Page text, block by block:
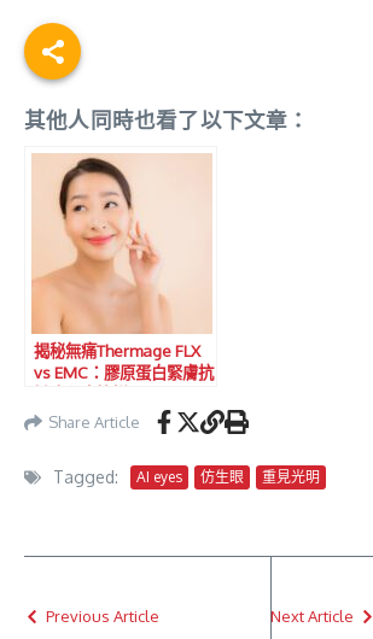
其他人同時也看了以下文章：
揭秘無痛Thermage FLX
vs EMC：膠原蛋白緊膚抗
Share Article
Tagged: AI eyes 仿生眼 重見光明
Previous Article Next Article